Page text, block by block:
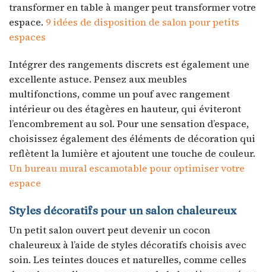
transformer en table à manger peut transformer votre
espace. 9 idées de disposition de salon pour petits
espaces
Intégrer des rangements discrets est également une
excellente astuce. Pensez aux meubles
multifonctions, comme un pouf avec rangement
intérieur ou des étagères en hauteur, qui éviteront
l’encombrement au sol. Pour une sensation d’espace,
choisissez également des éléments de décoration qui
reflètent la lumière et ajoutent une touche de couleur.
Un bureau mural escamotable pour optimiser votre
espace
Styles décoratifs pour un salon chaleureux
Un petit salon ouvert peut devenir un cocon
chaleureux à l’aide de styles décoratifs choisis avec
soin. Les teintes douces et naturelles, comme celles